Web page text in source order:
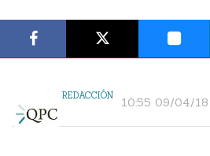
REDACCIÓN 10:55 09/04/18